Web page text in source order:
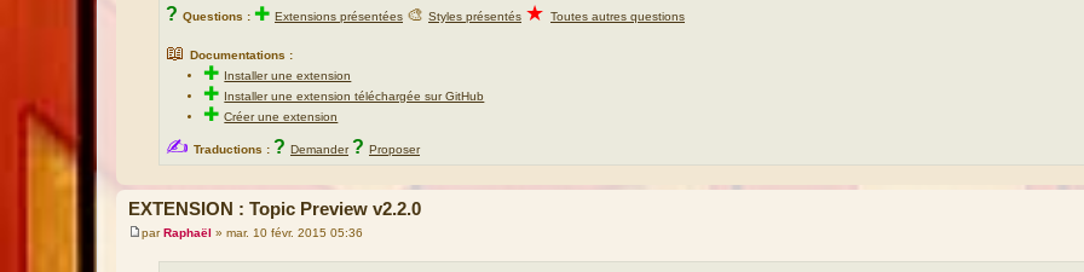
? Questions : ✚ Extensions présentées 🎨 Styles présentés ★ Toutes autres questions
📖 Documentations :
✚ Installer une extension
✚ Installer une extension téléchargée sur GitHub
✚Créer une extension
✍ Traductions : ? Demander ? Proposer
EXTENSION : Topic Preview v2.2.0
M
parRaphaël » mar. 10 févr. 2015 05:36